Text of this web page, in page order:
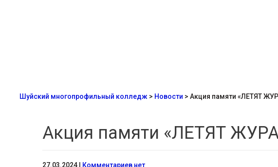
Шуйский многопрофильный колледж > Новости > Акция памяти «ЛЕТЯТ
Акция памяти «ЛЕТЯТ
27.03.2024 Комментариев нет